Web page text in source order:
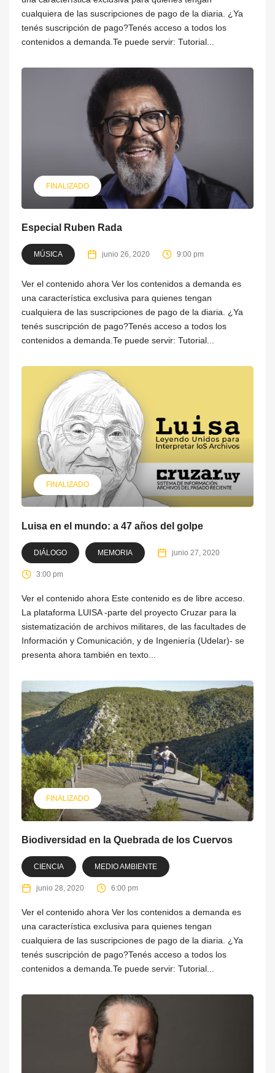
cualquiera de las suscripciones de pago de la diaria. ¿Ya
tenés suscripción de pago?Tenés acceso a todos los
contenidos a demanda.Te puede servir: Tutorial...
FINALIZADO
Especial Ruben Rada
MÚSICA junio 26, 2020 9:00 pm
Ver el contenido ahora Ver los contenidos a demanda es
una característica exclusiva para quienes tengan
cualquiera de las suscripciones de pago de la diaria. ¿Ya
tenés suscripción de pago?Tenés acceso a todos los
contenidos a demanda.Te puede servir: Tutorial...
FINALIZADO
Luisa en el mundo: a 47 años del golpe
DIÁLOGO MEMORIA junio 27, 2020
3:00 pm
Ver el contenido ahora Este contenido es de libre acceso.
La plataforma LUISA -parte del proyecto Cruzar para la
sistematización de archivos militares, de las facultades de
Información y Comunicación, y de Ingeniería (Udelar)- se
presenta ahora también en texto...
FINALIZADO
Biodiversidad en la Quebrada de los Cuervos
CIENCIA MEDIO AMBIENTE
junio 28, 2020 6:00 pm
Ver el contenido ahora Ver los contenidos a demanda es
una característica exclusiva para quienes tengan
cualquiera de las suscripciones de pago de la diaria. ¿Ya
tenés suscripción de pago?Tenés acceso a todos los
contenidos a demanda.Te puede servir: Tutorial...